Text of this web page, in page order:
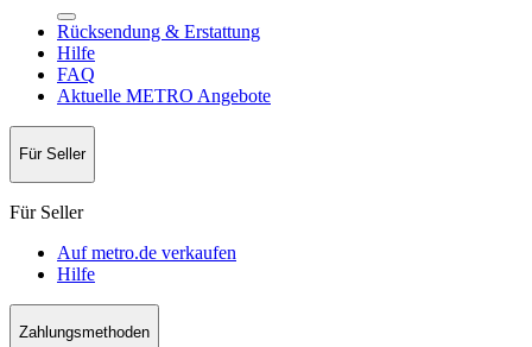
Rücksendung & Erstattung
Hilfe
FAQ
Aktuelle METRO Angebote
Für Seller
Für Seller
Auf metro.de verkaufen
Hilfe
Zahlungsmethoden